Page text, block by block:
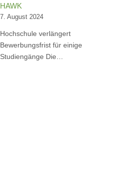
HAWK
7. August 2024
Hochschule verlängert
Bewerbungsfrist für einige
Studiengänge Die…